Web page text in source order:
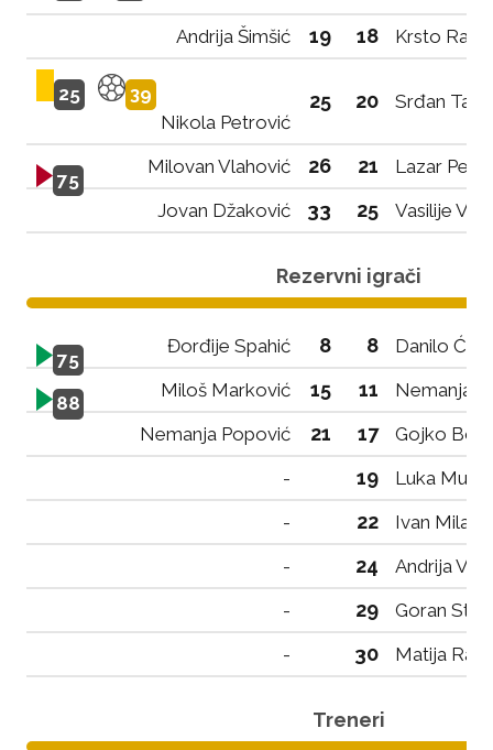
Andrija Šimšić 19 18 Krsto
25
39
Nikola Petrović
25 20 Srđan
75
Milovan Vlahović 26 21
Lazar
Jovan Džaković
33 25 Vasilije
Rezervni igrači
75
Đorđije Spahić 8 8 Danilo
88
Miloš Marković 15 11
Nemanja
Nemanja Popović
21 17
Gojko
-
19
Luka Musić
-
22
Ivan
-
24
Andrija
-
29
Goran
-
30 Matija
Treneri